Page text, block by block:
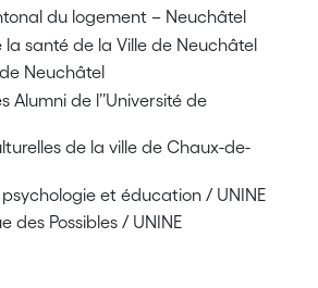
du logement – Neuchâtel
la santé de la Ville de Neuchâtel
Neuchâtel
Alumni de l’’Université de
de la ville de Chaux-de-
et éducation / UNINE
des Possibles / UNINE